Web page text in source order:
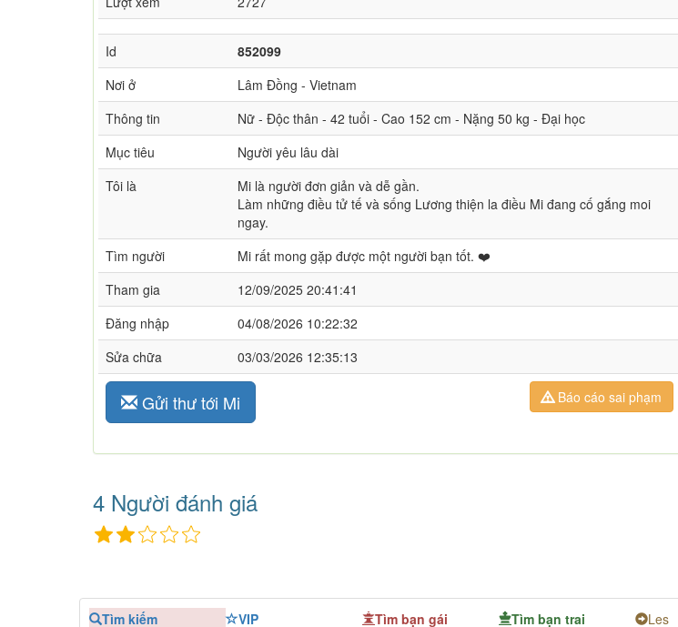
Id
852099
Nơi ở
Lâm Đồng - Vietnam
Thông tin
Nữ - Độc thân - 42 tuổi - Cao 152 cm - Nặng 50 kg - Đại học
Mục tiêu
Người yêu lâu dài
Tôi là
Mi là người đơn giản và dễ gần.
Làm những điều tử tế và sống Lương thiện la điều Mi đang cố gắng moi
ngay.
Tìm người
Mi rất mong gặp được một người bạn tốt. ❤️
Tham gia
12/09/2025 20:41:41
Đăng nhập
04/08/2026 10:22:32
Sửa chữa
03/03/2026 12:35:13
Gửi thư tới Mi Báo cáo sai phạm
4 Người đánh giá
Tìm kiếm VIP Tìm bạn gái Tìm bạn trai Les